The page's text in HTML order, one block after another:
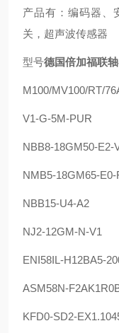
产品有：编码器、
关，超声波传感器
型号德国倍加福联
M100/MV100/RT/
V1-G-5M-PUR
NBB8-18GM50-E2-
NMB5-18GM65-E0-
NBB15-U4-A2
NJ2-12GM-N-V1
ENI58IL-H12BA5-
ASM58N-
KFD0-SD2-